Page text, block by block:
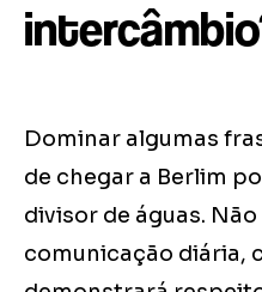
Dominar algumas
de chegar a Berlim
divisor de águas.
comunicação diária,